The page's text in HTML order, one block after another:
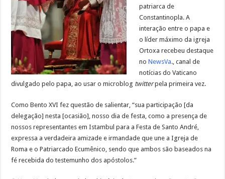
patriarca de
Constantinopla. A
interação entre o papa e
o líder máximo da igreja
Ortoxa recebeu destaque
noNewsVa., canal de
notícias do Vaticano
divulgado pelo papa, ao usar o microblog twitterpela primeira vez.
Como Bento XVI fez questão de salientar, “sua participação [da
delegação] nesta [ocasião], nosso dia de festa, como a presença de
nossos representantes em Istambul para a Festa de Santo André,
expressa a verdadeira amizade e irmandade que une a Igreja de
Roma e o Patriarcado Ecumênico, sendo que ambos são baseados na
fé recebida do testemunho dos apóstolos.”